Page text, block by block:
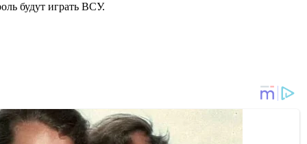
будут играть ВСУ.